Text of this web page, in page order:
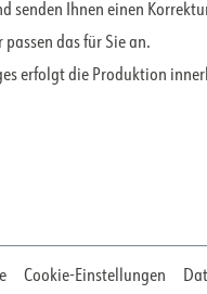
senden Ihnen einen
das für Sie an.
erfolgt die Produktion
Cookie-Einstellungen